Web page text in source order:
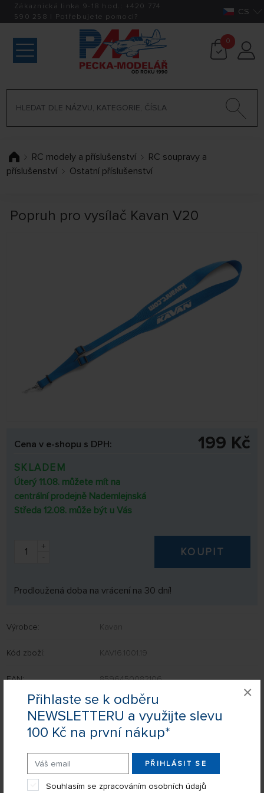
Přihlaste se k odběru
NEWSLETTERU a využijte slevu
100 Kč na první nákup*
PŘIHLÁSIT SE
Souhlasím se zpracováním osobních údajů
×
Zákaznická linka 9-18 hod.: +420 774
590 258 | Potřebujete pomoci? CS
0
RC modely a příslušenství
RC soupravy a
příslušenství
Ostatní příslušenství
Popruh pro vysílač Kavan V20
Cena v e-shopu s DPH: 199 Kč
SKLADEM
Úterý 11.08. můžete mít na
centrální prodejně Nademlejnská
Středa 12.08. může být u Vás
+
-
KOUPIT
Prodloužená doba na vrácení na 30 dní!
Výrobce: Kavan
Kód zboží: KAV16.1001.19
EAN: 8596450082106
Nevíte si rady s výběrem? Nejsou Vám některé parametry jasné?
POSLAT DOTAZ